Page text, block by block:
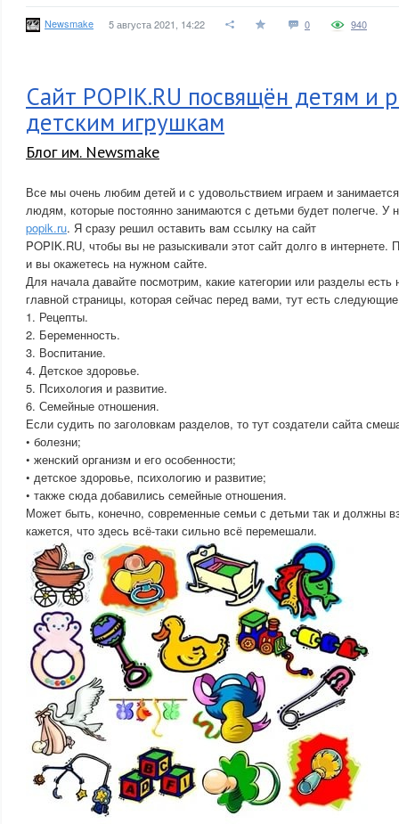
Newsmake 5 августа 2021, 14:22 0 940
Сайт POPIK.RU посвящён детям и
детским игрушкам
Блог им. Newsmake
Все мы очень любим детей и с удовольствием играем и
людям, которые постоянно занимаются с детьми будет полегче. У
popik.ru. Я сразу решил оставить вам ссылку на сайт
POPIK.RU, чтобы вы не разыскивали этот сайт долго в интернете.
и вы окажетесь на нужном сайте.
Для начала давайте посмотрим, какие категории или разделы
главной страницы, которая сейчас перед вами, тут есть
1. Рецепты.
2. Беременность.
3. Воспитание.
4. Детское здоровье.
5. Психология и развитие.
6. Семейные отношения.
Если судить по заголовкам разделов, то тут создатели сайта
• болезни;
• женский организм и его особенности;
• детское здоровье, психологию и развитие;
• также сюда добавились семейные отношения.
Может быть, конечно, современные семьи с детьми так и должны
кажется, что здесь всё-таки сильно всё перемешали.